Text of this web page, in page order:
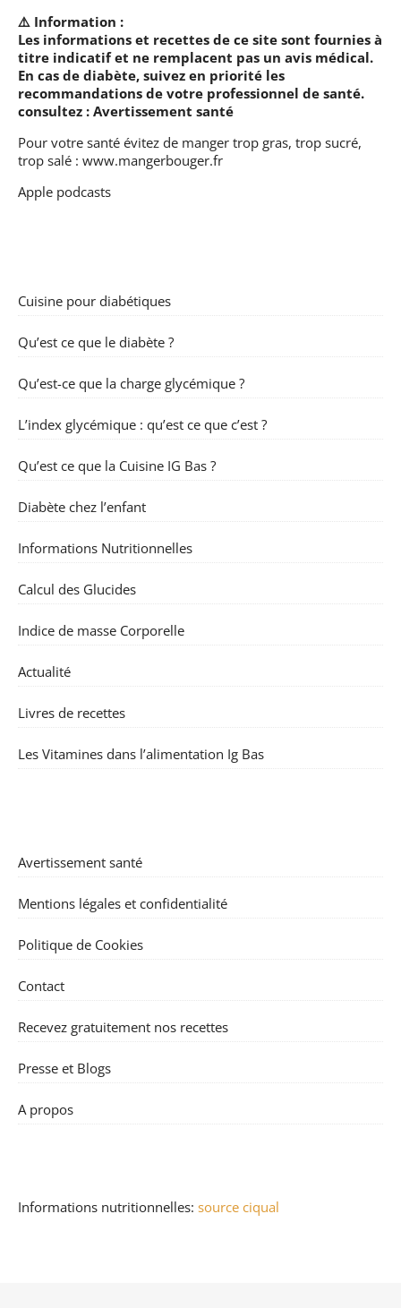
⚠️ Information :
Les informations et recettes de ce site sont fournies à
titre indicatif et ne remplacent pas un avis médical.
En cas de diabète, suivez en priorité les
recommandations de votre professionnel de santé.
consultez : Avertissement santé
Pour votre santé évitez de manger trop gras, trop sucré,
trop salé : www.mangerbouger.fr
Apple podcasts
Cuisine pour diabétiques
Qu’est ce que le diabète ?
Qu’est-ce que la charge glycémique ?
L’index glycémique : qu’est ce que c’est ?
Qu’est ce que la Cuisine IG Bas ?
Diabète chez l’enfant
Informations Nutritionnelles
Calcul des Glucides
Indice de masse Corporelle
Actualité
Livres de recettes
Les Vitamines dans l’alimentation Ig Bas
Avertissement santé
Mentions légales et confidentialité
Politique de Cookies
Contact
Recevez gratuitement nos recettes
Presse et Blogs
A propos
Informations nutritionnelles: source ciqual